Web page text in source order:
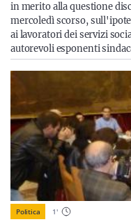
in merito alla questione
mercoledì scorso,
ai lavoratori dei servizi
autorevoli esponenti
Politica 1'